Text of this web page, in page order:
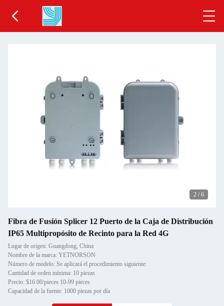
2 / 6
Fibra de Fusión Splicer 12 Puerto de la Caja de Distribución
IP65 Multipropósito de Recinto para la Red 4G
Lugar de origen: Guangdong, China
Nombre de la marca: YETNORSON
Número de modelo: Se aplicará el procedimiento siguiente:
Cantidad de orden mínima: 10 piezas
Precio: $16.00/pieces 10-99 pieces
Capacidad de la fuente: 1000 piezas por día